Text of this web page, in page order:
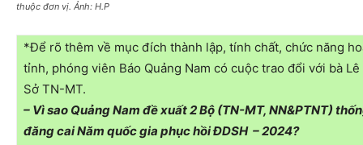
thuộc đơn vị. Ảnh: H.P
*Để rõ thêm về mục đích thành lập, tính chất, chức năng
tỉnh, phóng viên Báo Quảng Nam có cuộc trao đổi với bà
Sở TN-MT.
– Vì sao Quảng Nam đề xuất 2 Bộ (TN-MT, NN&PTNT)
đăng cai Năm quốc gia phục hồi ĐDSH – 2024?